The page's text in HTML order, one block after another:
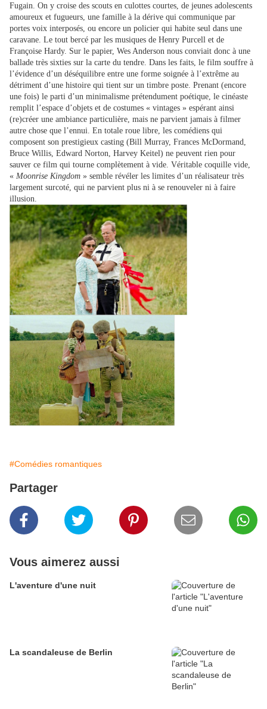
Fugain. On y croise des scouts en culottes courtes, de jeunes adolescents
amoureux et fugueurs, une famille à la dérive qui communique par
portes voix interposés, ou encore un policier qui habite seul dans une
caravane. Le tout bercé par les musiques de Henry Purcell et de
Françoise Hardy. Sur le papier, Wes Anderson nous conviait donc à une
ballade très sixties sur la carte du tendre. Dans les faits, le film souffre à
l’évidence d’un déséquilibre entre une forme soignée à l’extrême au
détriment d’une histoire qui tient sur un timbre poste. Prenant (encore
une fois) le parti d’un minimalisme prétendument poétique, le cinéaste
remplit l’espace d’objets et de costumes « vintages » espérant ainsi
(re)créer une ambiance particulière, mais ne parvient jamais à filmer
autre chose que l’ennui. En totale roue libre, les comédiens qui
composent son prestigieux casting (Bill Murray, Frances McDormand,
Bruce Willis, Edward Norton, Harvey Keitel) ne peuvent rien pour
sauver ce film qui tourne complètement à vide. Véritable coquille vide,
« Moonrise Kingdom » semble révéler les limites d’un réalisateur très
largement surcoté, qui ne parvient plus ni à se renouveler ni à faire
illusion.
#Comédies romantiques
Partager
Vous aimerez aussi
L'aventure d'une nuit
La scandaleuse de Berlin